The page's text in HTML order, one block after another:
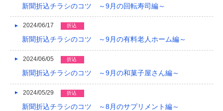
新聞折込チラシのコツ ～9月の回転寿司編～
2024/06/17 折込
新聞折込チラシのコツ ～9月の有料老人ホーム編～
2024/06/05 折込
新聞折込チラシのコツ ～9月の和菓子屋さん編～
2024/05/29 折込
新聞折込チラシのコツ ～8月のサプリメント編～